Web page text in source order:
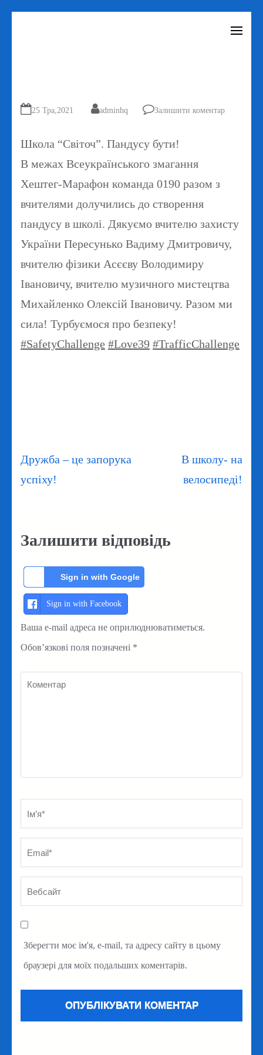
Enter)
25 Тра,2021 adminhq Залишити коментар
Школа “Світоч”. Пандусу бути!
В межах Всеукраїнського змагання
Хештег-Марафон команда 0190 разом з
вчителями долучились до створення
пандусу в школі. Дякуємо вчителю захисту
України Пересунько Вадиму Дмитровичу,
вчителю фізики Асєєву Володимиру
Івановичу, вчителю музичного мистецтва
Михайленко Олексій Івановичу. Разом ми
сила! Турбуємося про безпеку!
#SafetyChallenge #Love39 #TrafficChallenge
Навігація
записів
Дружба – це запорука
успiху!
В школу- на
велосипеді!
Залишити відповідь
Sign in with Google
Sign in with Facebook
Ваша e-mail адреса не оприлюднюватиметься.
Обов’язкові поля позначені *
Коментар
Зберегти моє ім'я, e-mail, та адресу сайту в цьому
браузері для моїх подальших коментарів.